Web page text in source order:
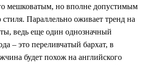
мешковатым, но вполне допустимым
Параллельно оживает тренд на
ведь еще один однозначный
– это переливчатый бархат, в
будет похож на английского